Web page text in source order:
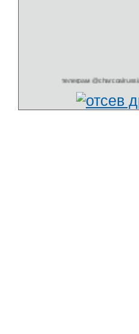
телеграм @charcoalrussia -